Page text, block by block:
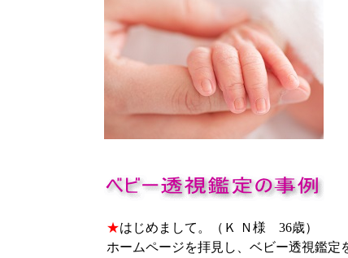
★はじめまして。（Ｋ Ｎ様 36歳）
ホームページを拝見し、ベビー透視鑑定